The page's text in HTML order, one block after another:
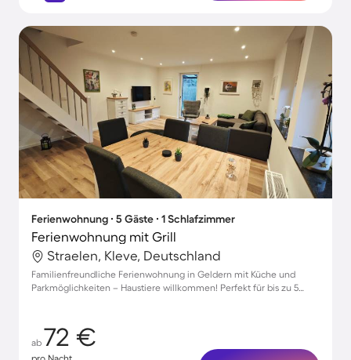
Ferienwohnung ∙ 5 Gäste ∙ 1 Schlafzimmer
Ferienwohnung mit Grill
Straelen, Kleve, Deutschland
Familienfreundliche Ferienwohnung in Geldern mit Küche und
Parkmöglichkeiten – Haustiere willkommen! Perfekt für bis zu 5
ab 72 €